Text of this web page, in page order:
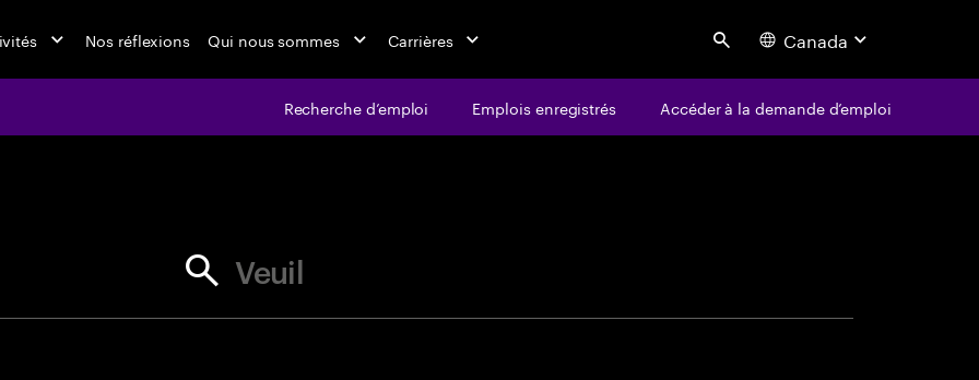
Nos réflexions Qui nous sommes Carrières Search Canada
Recherche d’emploi Emplois enregistrés Accéder à la demande d’emploi
guillemets pour obtenir une correspondance exacte.